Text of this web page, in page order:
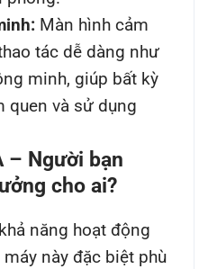
Màn hình cảm
tác dễ dàng như
minh, giúp bất kỳ
quen và sử dụng
– Người bạn
cho ai?
năng hoạt động
này đặc biệt phù